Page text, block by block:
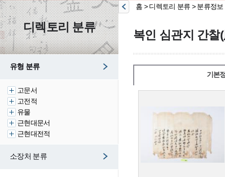
디렉토리 분류
유형 분류
고문서
고전적
유물
근현대문서
근현대전적
소장처 분류
홈 > 디렉토리 분류 > 분류정보
복인 심관지 간찰
기본